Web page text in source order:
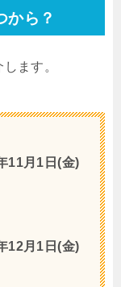
から？
ます。
11月1日(金)
12月1日(金)